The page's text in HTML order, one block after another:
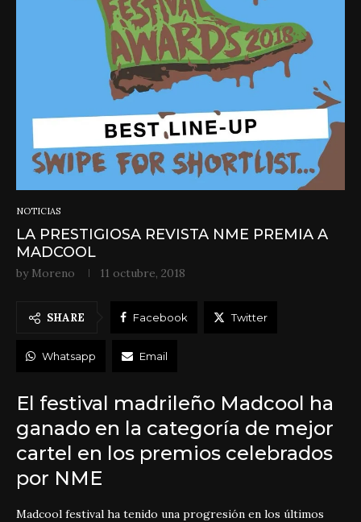
NOTICIAS
LA PRESTIGIOSA REVISTA NME PREMIA A
MADCOOL
by Moreno 11 octubre, 2018
SHARE Facebook Twitter
Whatsapp Email
El festival madrileño Madcool ha
ganado en la categoría de mejor
cartel en los premios celebrados
por NME
Madcool festival ha tenido una progresión en los últimos